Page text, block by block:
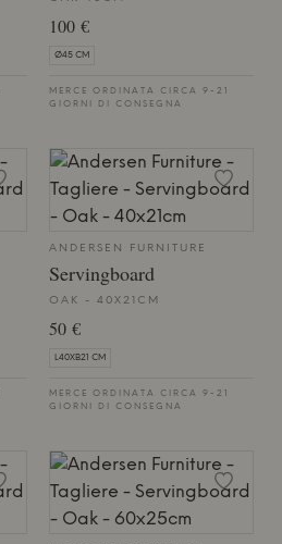
100 €
Ø45 CM
MERCE ORDINATA CIRCA 9-21
GIORNI DI CONSEGNA
ANDERSEN FURNITURE
Servingboard
OAK - 40X21CM
50 €
L40XB21 CM
MERCE ORDINATA CIRCA 9-21
GIORNI DI CONSEGNA